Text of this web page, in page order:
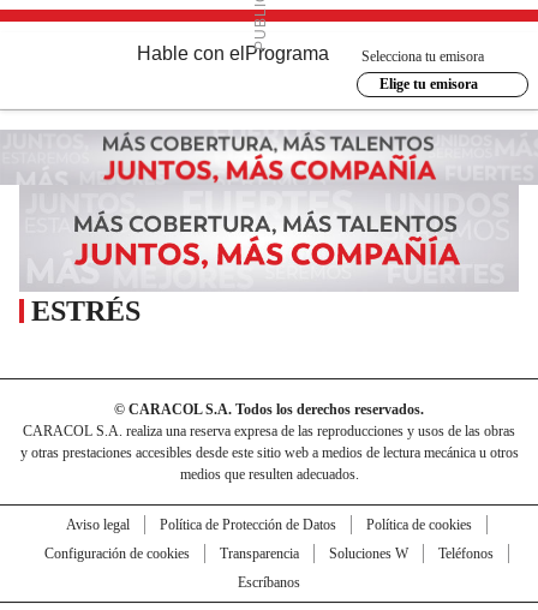
Hable con el Programa
Selecciona tu emisora
Elige tu emisora
ESTRÉS
© CARACOL S.A. Todos los derechos reservados.
CARACOL S.A. realiza una reserva expresa de las reproducciones y usos de las obras
y otras prestaciones accesibles desde este sitio web a medios de lectura mecánica u otros
medios que resulten adecuados.
Aviso legal Política de Protección de Datos
Política de cookies
Configuración de cookies
Transparencia Soluciones W
Teléfonos
Escríbanos